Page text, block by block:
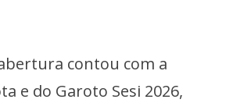
contou com a
e do Garoto Sesi 2026,